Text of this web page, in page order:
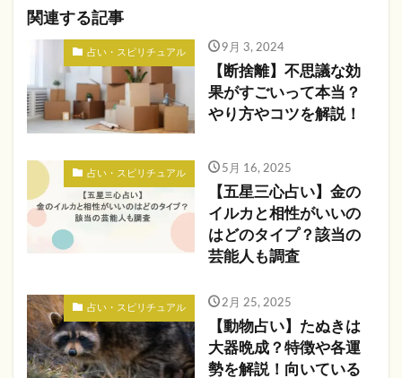
関連する記事
占い・スピリチュアル 9月 3, 2024
【断捨離】不思議な効
果がすごいって本当？
やり方やコツを解説！
占い・スピリチュアル 5月 16, 2025
【五星三心占い】金の
イルカと相性がいいの
はどのタイプ？該当の
芸能人も調査
占い・スピリチュアル 2月 25, 2025
【動物占い】たぬきは
大器晩成？特徴や各運
勢を解説！向いている